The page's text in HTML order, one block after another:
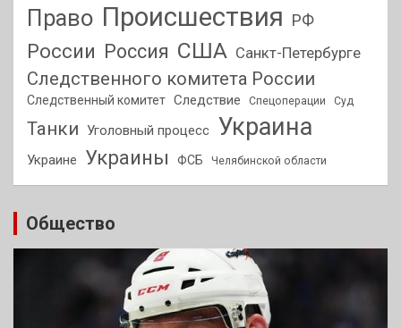
Право Происшествия РФ
России Россия США Санкт-Петербурге
Следственного комитета России
Следственный комитет Следствие Спецоперации Суд
Танки Уголовный процесс Украина
Украине Украины ФСБ Челябинской области
Общество